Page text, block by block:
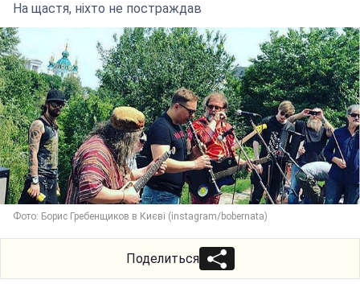
На щастя, ніхто не постраждав
Фото: Борис Гребенщиков в Києві (instagram/bobernata)
Поделиться